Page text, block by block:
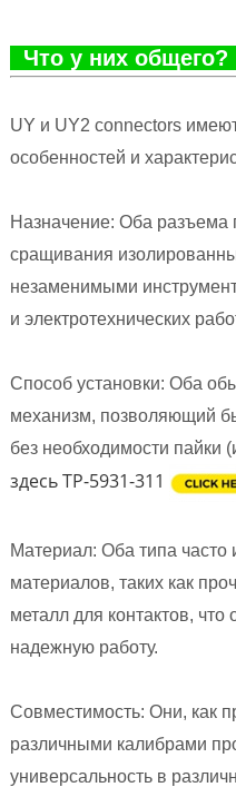
Что у них общего?
UY и UY2 connectors
особенностей и
Назначение: Оба разъема
сращивания
незаменимыми
и электротехнических
Способ установки: Оба
механизм, позволяющий
без необходимости пайки
здесь TP-5931-311
Материал: Оба типа часто
материалов, таких как
металл для контактов, что
надежную работу.
Совместимость: Они, как
различными калибрами
универсальность в